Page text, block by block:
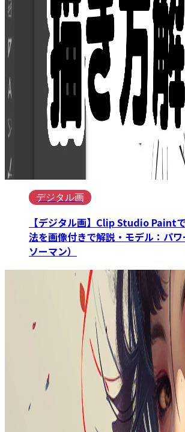
デジタル画
【デジタル画】Clip Studio Paint
法を画像付きで解説・モデル：パ
ソーマン）